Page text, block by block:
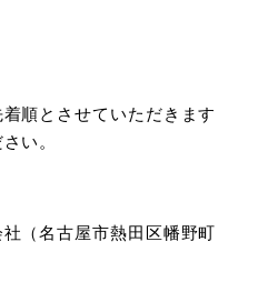
順とさせていただきます
い。
（名古屋市熱田区幡野町